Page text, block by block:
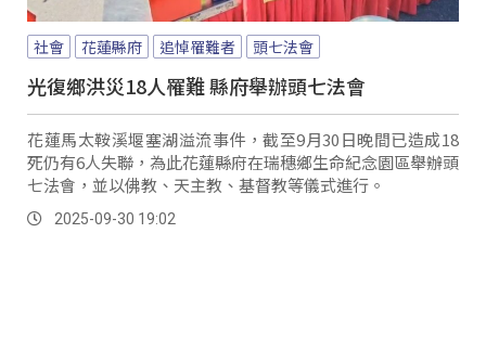
社會 花蓮縣府 追悼罹難者 頭七法會
光復鄉洪災18人罹難 縣府舉辦頭七法會
花蓮馬太鞍溪堰塞湖溢流事件，截至9月30日晚間已造成18
死仍有6人失聯，為此花蓮縣府在瑞穗鄉生命紀念園區舉辦頭
七法會，並以佛教、天主教、基督教等儀式進行。
2025-09-30 19:02